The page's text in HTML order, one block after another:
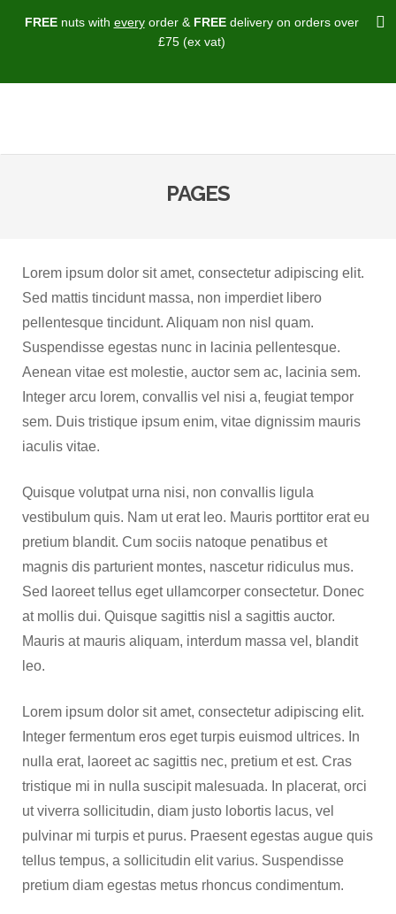
PAGES
Lorem ipsum dolor sit amet, consectetur adipiscing elit.
Sed mattis tincidunt massa, non imperdiet libero
pellentesque tincidunt. Aliquam non nisl quam.
Suspendisse egestas nunc in lacinia pellentesque.
Aenean vitae est molestie, auctor sem ac, lacinia sem.
Integer arcu lorem, convallis vel nisi a, feugiat tempor
sem. Duis tristique ipsum enim, vitae dignissim mauris
iaculis vitae.
Quisque volutpat urna nisi, non convallis ligula
vestibulum quis. Nam ut erat leo. Mauris porttitor erat eu
pretium blandit. Cum sociis natoque penatibus et
magnis dis parturient montes, nascetur ridiculus mus.
Sed laoreet tellus eget ullamcorper consectetur. Donec
at mollis dui. Quisque sagittis nisl a sagittis auctor.
Mauris at mauris aliquam, interdum massa vel, blandit
leo.
Lorem ipsum dolor sit amet, consectetur adipiscing elit.
Integer fermentum eros eget turpis euismod ultrices. In
nulla erat, laoreet ac sagittis nec, pretium et est. Cras
tristique mi in nulla suscipit malesuada. In placerat, orci
ut viverra sollicitudin, diam justo lobortis lacus, vel
pulvinar mi turpis et purus. Praesent egestas augue quis
tellus tempus, a sollicitudin elit varius. Suspendisse
pretium diam egestas metus rhoncus condimentum.
FREEnuts with everyorder & FREEdelivery on orders over
£75 (ex vat)